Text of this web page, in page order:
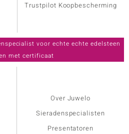
Trustpilot Koopbescherming
Over Juwelo
Sieradenspecialisten
Presentatoren